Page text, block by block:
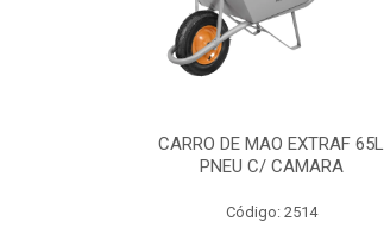
CARRO DE MAO EXTRAF 65L
PNEU C/ CAMARA
Código: 2514